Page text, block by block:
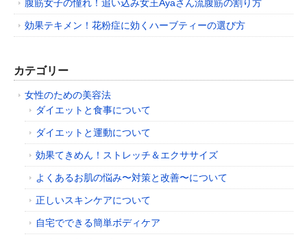
腹筋女子の憧れ！追い込み女王Ayaさん流腹筋の割り方
効果テキメン！花粉症に効くハーブティーの選び方
カテゴリー
女性のための美容法
ダイエットと食事について
ダイエットと運動について
効果てきめん！ストレッチ＆エクササイズ
よくあるお肌の悩み〜対策と改善〜について
正しいスキンケアについて
自宅でできる簡単ボディケア